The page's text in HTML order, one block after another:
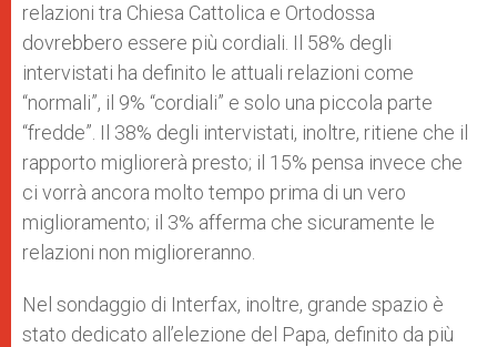
relazioni tra Chiesa Cattolica e Ortodossa
dovrebbero essere più cordiali. Il 58% degli
intervistati ha definito le attuali relazioni come
“normali”, il 9% “cordiali” e solo una piccola parte
“fredde”. Il 38% degli intervistati, inoltre, ritiene che il
rapporto migliorerà presto; il 15% pensa invece che
ci vorrà ancora molto tempo prima di un vero
miglioramento; il 3% afferma che sicuramente le
relazioni non miglioreranno.
Nel sondaggio di Interfax, inoltre, grande spazio è
stato dedicato all’elezione del Papa, definito da più